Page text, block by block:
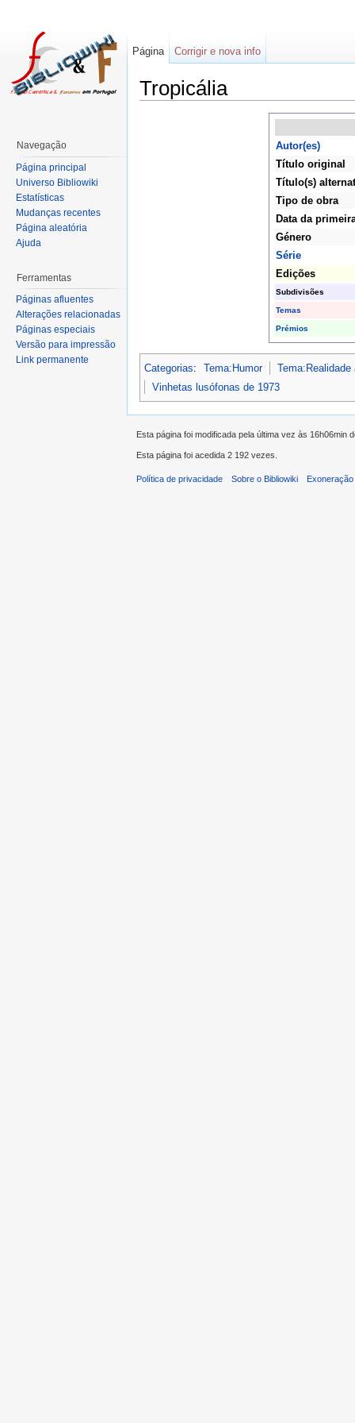
Tropicália
Autor(es)
Título original
Título(s)
Tipo de obra
Data da
Género
Série
Edições
Subdivisões
Temas
Prémios
Categorias: Tema:Humor
Tema:Realidade
Vinhetas lusófonas de 1973
Página Corrigir e nova info
Navegação
Página principal
Universo Bibliowiki
Estatísticas
Mudanças recentes
Página aleatória
Ajuda
Ferramentas
Páginas afluentes
Alterações relacionadas
Páginas especiais
Versão para impressão
Link permanente
Esta página foi modificada pela última vez às 16h06min
Esta página foi acedida 2 192 vezes.
Política de privacidade Sobre o Bibliowiki